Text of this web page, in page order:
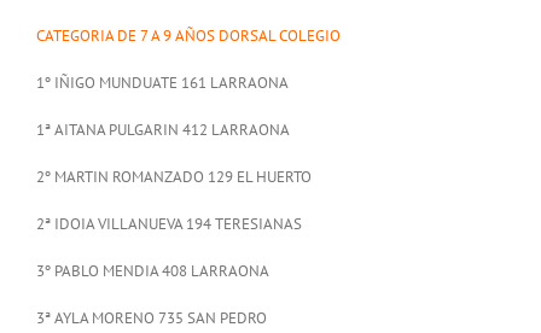
CATEGORIA DE 7 A 9 AÑOS DORSAL COLEGIO
1º IÑIGO MUNDUATE 161 LARRAONA
1ª AITANA PULGARIN 412 LARRAONA
2º MARTIN ROMANZADO 129 EL HUERTO
2ª IDOIA VILLANUEVA 194 TERESIANAS
3º PABLO MENDIA 408 LARRAONA
3ª AYLA MORENO 735 SAN PEDRO